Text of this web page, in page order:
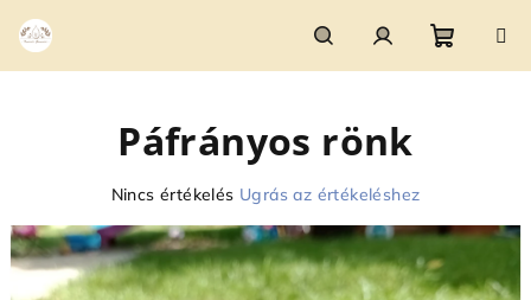
KeresésBejelentkezés
Kosár
Páfrányos rönk
A
átlagos
értékelése
5-
Nincs értékelés Ugrás az értékeléshez